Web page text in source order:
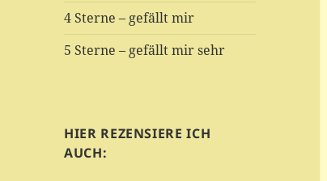
4 Sterne – gefällt mir
5 Sterne – gefällt mir sehr
HIER REZENSIERE ICH
AUCH: